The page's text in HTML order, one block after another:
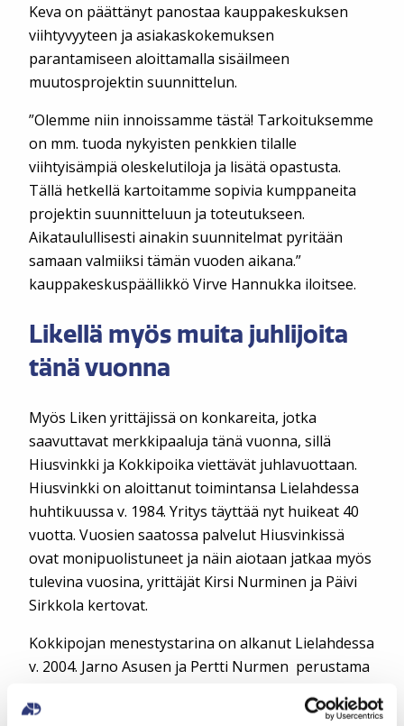
Keva on päättänyt panostaa kauppakeskuksen
viihtyvyyteen ja asiakaskokemuksen
parantamiseen aloittamalla sisäilmeen
muutosprojektin suunnittelun.
”Olemme niin innoissamme tästä! Tarkoituksemme
on mm. tuoda nykyisten penkkien tilalle
viihtyisämpiä oleskelutiloja ja lisätä opastusta.
Tällä hetkellä kartoitamme sopivia kumppaneita
projektin suunnitteluun ja toteutukseen.
Aikataulullisesti ainakin suunnitelmat pyritään
samaan valmiiksi tämän vuoden aikana.”
kauppakeskuspäällikkö Virve Hannukka iloitsee.
Likellä myös muita juhlijoita
tänä vuonna
Myös Liken yrittäjissä on konkareita, jotka
saavuttavat merkkipaaluja tänä vuonna, sillä
Hiusvinkki ja Kokkipoika viettävät juhlavuottaan.
Hiusvinkki on aloittanut toimintansa Lielahdessa
huhtikuussa v. 1984. Yritys täyttää nyt huikeat 40
vuotta. Vuosien saatossa palvelut Hiusvinkissä
ovat monipuolistuneet ja näin aiotaan jatkaa myös
tulevina vuosina, yrittäjät Kirsi Nurminen ja Päivi
Sirkkola kertovat.
Kokkipojan menestystarina on alkanut Lielahdessa
v. 2004. Jarno Asusen ja Pertti Nurmen perustama
Kokkipoika on voittanut useita alansa palkintoja